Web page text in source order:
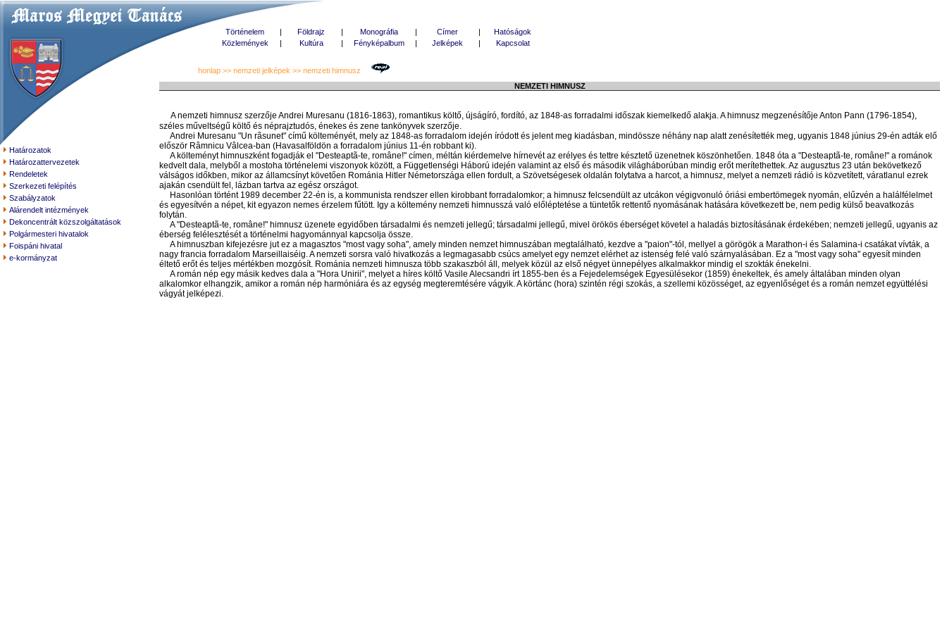
Történelem | Földrajz | Monográfia | Címer |
Hatóságok
Közlemények
| Kultúra | Fényképalbum | Jelképek | Kapcsolat
honlap >> nemzeti jelképek >> nemzeti himnusz
Határozatok
Határozattervezetek
Rendeletek
Szerkezeti felépítés
Szabályzatok
Alárendelt intézmények
Dekoncentrált közszolgáltatások
Polgármesteri hivatalok
Foispáni hivatal
e-kormányzat
NEMZETI HIMNUSZ
A nemzeti himnusz szerzője Andrei Muresanu (1816-1863), romantikus költő, újságíró, fordító, az 1848-as forradalmi időszak kiemelkedő alakja. A himnusz megzenésítője Anton Pann (1796-1854),
széles műveltségű költő és néprajztudós, énekes és zene tankönyvek szerzője.
Andrei Muresanu "Un rãsunet" című költeményét, mely az 1848-as forradalom idején íródott és jelent meg kiadásban, mindössze néhány nap alatt zenésítették meg, ugyanis 1848 június 29-én adták elő
először Râmnicu Vâlcea-ban (Havasalföldön a forradalom június 11-én robbant ki).
A költeményt himnuszként fogadják el "Desteaptã-te, române!" címen, méltán kiérdemelve hírnevét az erélyes és tettre késztető üzenetnek köszönhetően. 1848 óta a "Desteaptã-te, române!" a románok
kedvelt dala, melyből a mostoha történelemi viszonyok között, a Függetlenségi Háború idején valamint az első és második világháborúban mindig erőt merítethettek. Az augusztus 23 után bekövetkező
válságos időkben, mikor az államcsínyt követően Románia Hitler Németországa ellen fordult, a Szövetségesek oldalán folytatva a harcot, a himnusz, melyet a nemzeti rádió is közvetített, váratlanul ezrek
ajakán csendült fel, lázban tartva az egész országot.
Hasonlóan történt 1989 december 22-én is, a kommunista rendszer ellen kirobbant forradalomkor; a himnusz felcsendült az utcákon végigvonuló óriási embertömegek nyomán, elűzvén a halálfélelmet
és egyesítvén a népet, kit egyazon nemes érzelem fűtött. Igy a költemény nemzeti himnusszá való előléptetése a tüntetők rettentő nyomásának hatására következett be, nem pedig külső beavatkozás
folytán.
A "Desteaptã-te, române!" himnusz üzenete egyidőben társadalmi és nemzeti jellegű; társadalmi jellegű, mivel örökös éberséget követel a haladás biztosításának érdekében; nemzeti jellegű, ugyanis az
éberség felélesztését a történelmi hagyománnyal kapcsolja össze.
A himnuszban kifejezésre jut ez a magasztos "most vagy soha", amely minden nemzet himnuszában megtalálható, kezdve a "paion"-tól, mellyel a görögök a Marathon-i és Salamina-i csatákat vívták, a
nagy francia forradalom Marseillaiséig. A nemzeti sorsra való hivatkozás a legmagasabb csúcs amelyet egy nemzet elérhet az istenség felé való szárnyalásában. Ez a "most vagy soha" egyesít minden
éltető erőt és teljes mértékben mozgósít. Románia nemzeti himnusza több szakaszból áll, melyek közül az első négyet ünnepélyes alkalmakkor mindig el szokták énekelni.
A román nép egy másik kedves dala a "Hora Unirii", melyet a híres költő Vasile Alecsandri írt 1855-ben és a Fejedelemségek Egyesülésekor (1859) énekeltek, és amely általában minden olyan
alkalomkor elhangzik, amikor a román nép harmóniára és az egység megteremtésére vágyik. A körtánc (hora) szintén régi szokás, a szellemi közösséget, az egyenlőséget és a román nemzet együttélési
vágyát jelképezi.